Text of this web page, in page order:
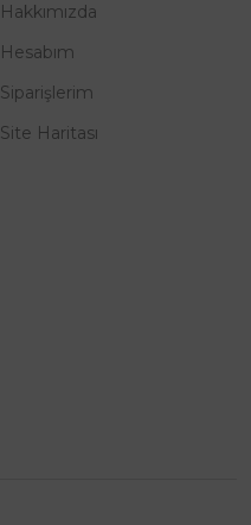
Hakkımızda
Hesabım
Siparişlerim
Site Haritası